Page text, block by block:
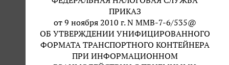
ПРИКАЗ
от 9 ноября 2010 г. N ММВ-7-6/535@
ОБ УТВЕРЖДЕНИИ УНИФИЦИРОВАННОГО
ФОРМАТА ТРАНСПОРТНОГО КОНТЕЙНЕРА
ПРИ ИНФОРМАЦИОННОМ